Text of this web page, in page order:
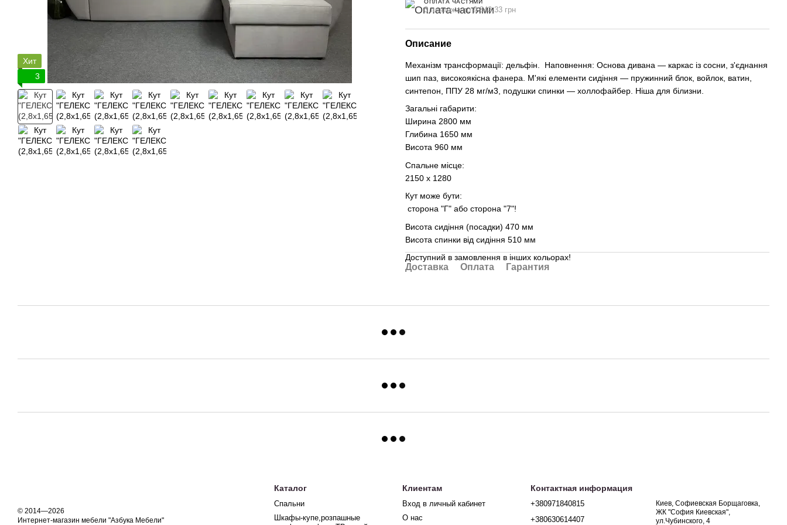
Хит
3
3 платежа по 9 843.33 грн
Описание
Механізм трансформації: дельфін. Наповнення: Основа дивана — каркас із сосни, з'єднання
шип паз, високоякісна фанера. М'які елементи сидіння — пружинний блок, войлок, ватин,
синтепон, ППУ 28 мг/м3, подушки спинки — холлофайбер. Ніша для білизни.
Загальні габарити:
Ширина 2800 мм
Глибина 1650 мм
Висота 960 мм
Спальне місце:
2150 х 1280
Кут може бути:
сторона "Г" або сторона "7"!
Висота сидіння (посадки) 470 мм
Висота спинки від сидіння 510 мм
Доступний в замовлення в інших кольорах!
Доставка Оплата Гарантия
© 2014—2026
Интернет-магазин мебели "Азбука Мебели"
Каталог
Спальни
Шкафы-купе,розпашные
Клиентам
Вход в личный кабинет
О нас
Контактная информация
+380971840815
+380630614407
Киев, Софиевская Борщаговка,
ЖК "София Киевская",
ул.Чубинского, 4